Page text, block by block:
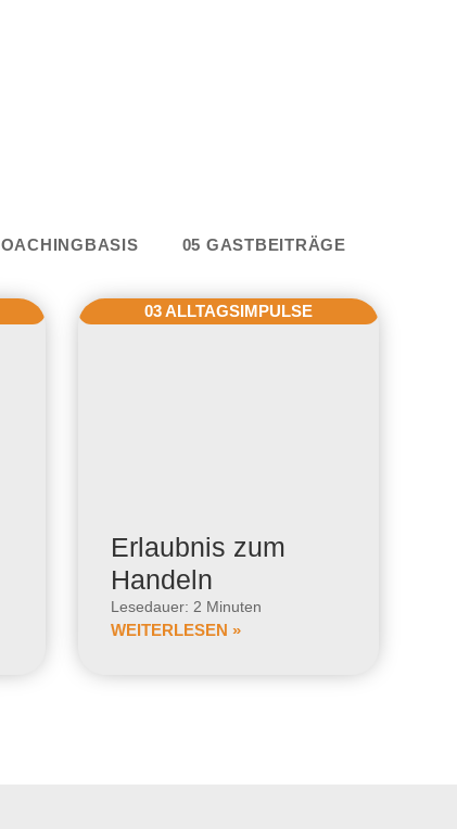
05 GASTBEITRÄGE
03 ALLTAGSIMPULSE
Erlaubnis zum
Handeln
Lesedauer: 2 Minuten
WEITERLESEN »